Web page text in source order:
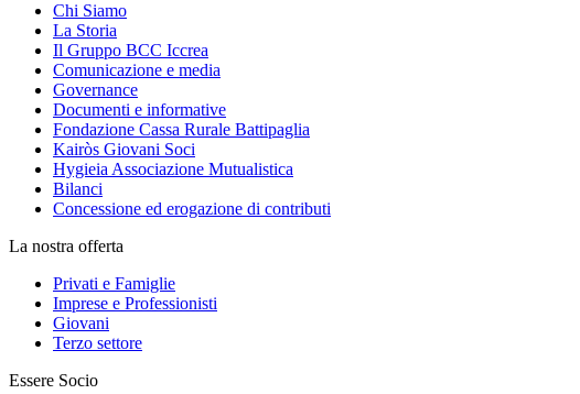
Chi Siamo
La Storia
Il Gruppo BCC Iccrea
Comunicazione e media
Governance
Documenti e informative
Fondazione Cassa Rurale Battipaglia
Kairòs Giovani Soci
Hygieia Associazione Mutualistica
Bilanci
Concessione ed erogazione di contributi
La nostra offerta
Privati e Famiglie
Imprese e Professionisti
Giovani
Terzo settore
Essere Socio